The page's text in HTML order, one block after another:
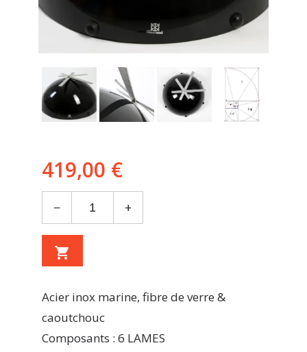
419,00 €
− +
shopping_cart
Acier inox marine, fibre de verre &
caoutchouc
Composants : 6 LAMES